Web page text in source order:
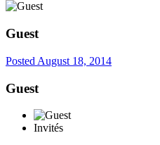
Guest
Posted August 18, 2014
Guest
Invités